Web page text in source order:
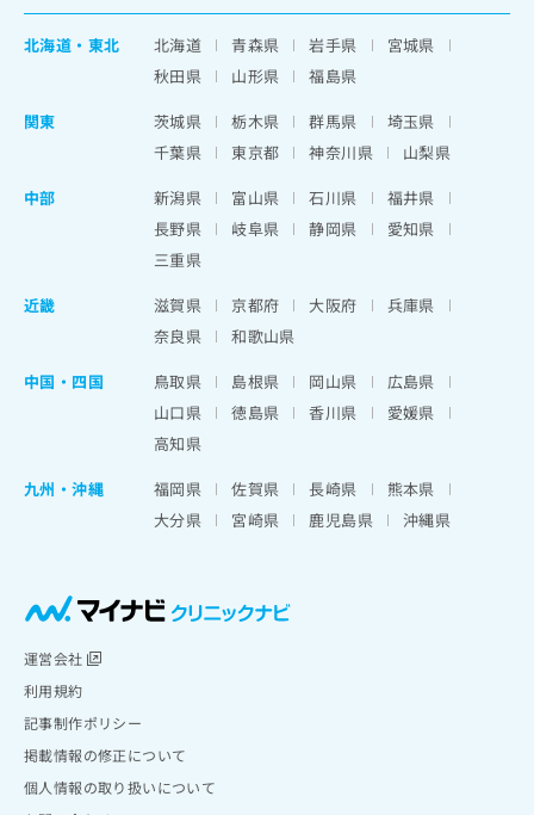
北海道 ・ 東北 北海道 青森県 岩手県
宮城県
秋田県
山形県
福島県
関東
茨城県 栃木県 群馬県
埼玉県
千葉県
東京都 神奈川県
山梨県
中部
新潟県 富山県 石川県
福井県
長野県
岐阜県 静岡県
愛知県
三重県
近畿
滋賀県 京都府 大阪府
兵庫県
奈良県
和歌山県
中国・四国
鳥取県 島根県 岡山県
広島県
山口県
徳島県 香川県
愛媛県
高知県
九州・沖縄
福岡県 佐賀県 長崎県
熊本県
大分県
宮崎県 鹿児島県 沖縄県
運営会社
利用規約
記事制作ポリシー
掲載情報の修正について
個人情報の取り扱いについて